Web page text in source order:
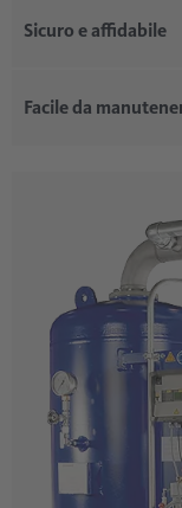
Sicuro e affidabile
A prova di
anche in caso di
Su richiesta:
controllato
Facile da
Comandi
Espandibile con